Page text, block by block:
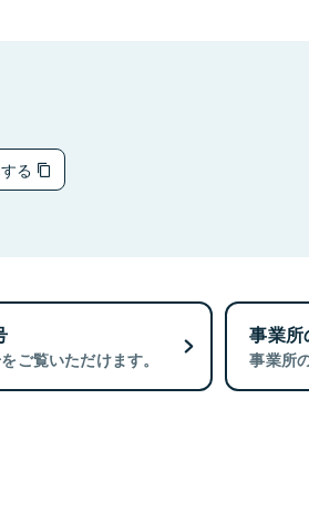
る
ご覧いただけます。
事業所
事業所